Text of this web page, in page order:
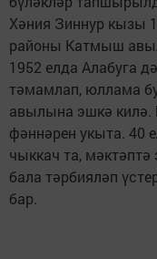
Хәния Зиннур кызы
районы Катмыш
1952 елда Алабуга
тәмамлап, юллама
авылына эшкә килә.
фәннәрен укыта. 40
чыккач та,
бала тәрбияләп
бар.